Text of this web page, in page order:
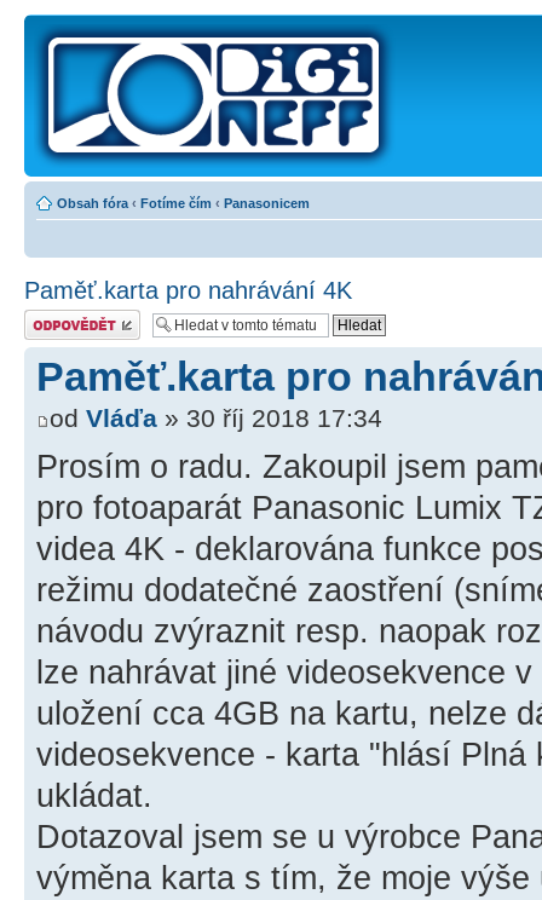
Obsah fóra ‹ Fotíme čím ‹ Panasonicem
Paměť.karta pro nahrávání 4K
Odeslat odpověď
Paměť.karta pro
od Vláďa » 30 říj 2018 17:34
Prosím o radu. Zakoupil jsem
pro fotoaparát Panasonic Lumix
videa 4K - deklarována funkce
režimu dodatečné zaostření
návodu zvýraznit resp. naopak
lze nahrávat jiné videosekvence
uložení cca 4GB na kartu, nelze
videosekvence - karta "hlásí
ukládat.
Dotazoval jsem se u výrobce
výměna karta s tím, že moje